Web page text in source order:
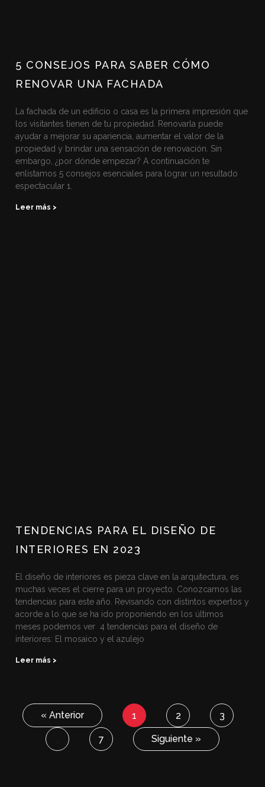
5 CONSEJOS PARA SABER CÓMO
RENOVAR UNA FACHADA
La fachada de un edificio o casa es la primera impresión que
los visitantes tienen de tu propiedad. Renovarla puede
ayudar a mejorar su apariencia, aumentar el valor de la
propiedad y brindar una sensación de renovación. Sin
embargo, ¿por dónde empezar? A continuación te
enlistamos 5 consejos esenciales para lograr un resultado
espectacular 1.
Leer más >
TENDENCIAS PARA EL DISEÑO DE
INTERIORES EN 2023
El diseño de interiores es pieza clave en la arquitectura, es
muchas veces el cierre para un proyecto. Conozcamos las
tendencias para este año. Revisando con distintos expertos y
acorde a lo que se ha ido proponiendo en los últimos
meses podemos ver 4 tendencias para el diseño de
interiores: El mosaico y el azulejo
Leer más >
« Anterior 1 2 3
7 Siguiente »